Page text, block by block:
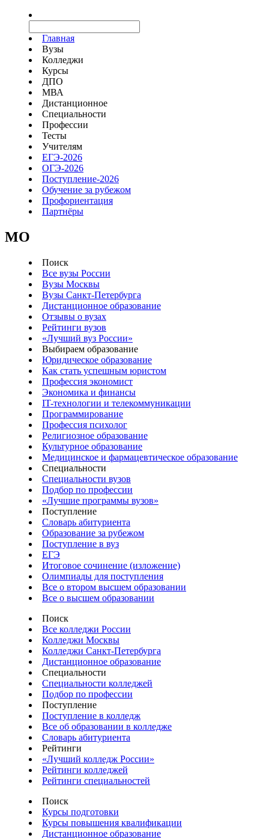
Главная
Вузы
Колледжи
Курсы
ДПО
МВА
Дистанционное
Специальности
Профессии
Тесты
Учителям
ЕГЭ-2026
ОГЭ-2026
Поступление-2026
Обучение за рубежом
Профориентация
Партнёры
MO
Поиск
Все вузы России
Вузы Москвы
Вузы Санкт-Петербурга
Дистанционное образование
Отзывы о вузах
Рейтинги вузов
«Лучший вуз России»
Выбираем образование
Юридическое образование
Как стать успешным юристом
Профессия экономист
Экономика и финансы
IT-технологии и телекоммуникации
Программирование
Профессия психолог
Религиозное образование
Культурное образование
Медицинское и фармацевтическое образование
Специальности
Специальности вузов
Подбор по профессии
«Лучшие программы вузов»
Поступление
Словарь абитуриента
Образование за рубежом
Поступление в вуз
ЕГЭ
Итоговое сочинение (изложение)
Олимпиады для поступления
Все о втором высшем образовании
Все о высшем образовании
Поиск
Все колледжи России
Колледжи Москвы
Колледжи Санкт-Петербурга
Дистанционное образование
Специальности
Специальности колледжей
Подбор по профессии
Поступление
Поступление в колледж
Все об образовании в колледже
Словарь абитуриента
Рейтинги
«Лучший колледж России»
Рейтинги колледжей
Рейтинги специальностей
Поиск
Курсы подготовки
Курсы повышения квалификации
Дистанционное образование